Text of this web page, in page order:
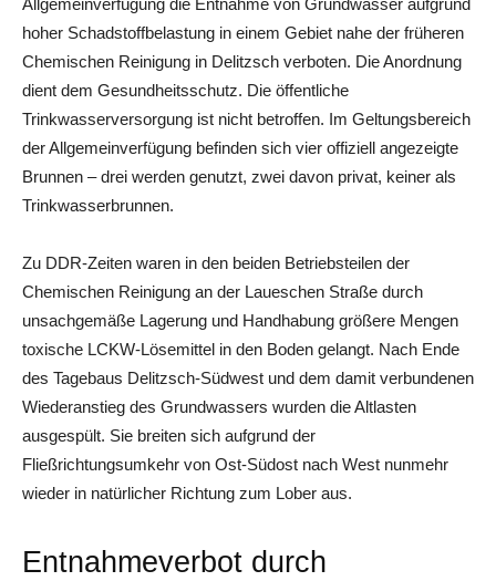
Allgemeinverfügung die Entnahme von Grundwasser aufgrund
hoher Schadstoffbelastung in einem Gebiet nahe der früheren
Chemischen Reinigung in Delitzsch verboten. Die Anordnung
dient dem Gesundheitsschutz. Die öffentliche
Trinkwasserversorgung ist nicht betroffen. Im Geltungsbereich
der Allgemeinverfügung befinden sich vier offiziell angezeigte
Brunnen – drei werden genutzt, zwei davon privat, keiner als
Trinkwasserbrunnen.
Zu DDR-Zeiten waren in den beiden Betriebsteilen der
Chemischen Reinigung an der Laueschen Straße durch
unsachgemäße Lagerung und Handhabung größere Mengen
toxische LCKW-Lösemittel in den Boden gelangt. Nach Ende
des Tagebaus Delitzsch-Südwest und dem damit verbundenen
Wiederanstieg des Grundwassers wurden die Altlasten
ausgespült. Sie breiten sich aufgrund der
Fließrichtungsumkehr von Ost-Südost nach West nunmehr
wieder in natürlicher Richtung zum Lober aus.
Entnahmeverbot durch